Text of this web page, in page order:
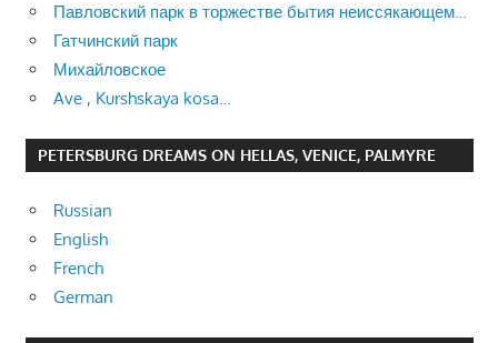
Павловский парк в торжестве бытия неиссякающем…
Гатчинский парк
Михайловское
Ave , Kurshskaya kosa…
PETERSBURG DREAMS ON HELLAS, VENICE, PALMYRE
Russian
English
French
German